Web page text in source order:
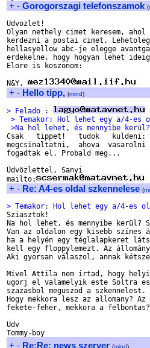
+ - Gorogorszagi telefonszamok (
Udvozlet!
Olyan nethely cimet keresem,
kerdezni a postai cimet.
hellasyellow abc-je elegge
erdekelne, hogy hogyan lehet
Elore is koszonom:
N&Y,
+ - Hello tipp, (mind)
> Felado :
> Temakor: Hol lehet egy a/4-
>Na hol lehet, és mennyibe
Csak   tippet!   tudok   kuldeni:
megcsinaltatni,  ahova
fogadtak el. Probald meg...
Üdvözlettel, Sanyi
mailto:
+ - Re: A4-es oldal szkennelese (
> Temakor: Hol lehet egy a/4-es
Sziasztok!
Na hol lehet, és mennyibe kerül?
Van az oldalon egy kisebb
ha a helyén egy téglalapkeret
kell egy floppylemezt. Az
Aki gyorsan válaszol, annak
Mivel Attila nem irtad, hogy
ugorj el valamelyik este Soltra
szazasbol meguszod a
Hogy mekkora lesz az allomany?
fekete-feher, mekkora a felbontas?
Udv
+ - Re:Re: news szerver (mind)